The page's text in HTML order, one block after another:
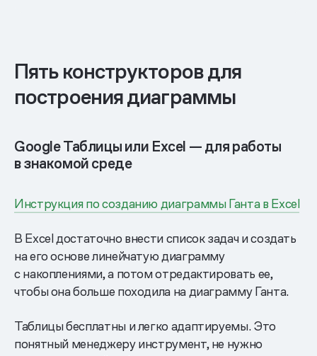
Пять конструкторов для
построения диаграммы
Google Таблицы или Excel — для работы
в знакомой среде
Инструкция по созданию диаграммы Ганта в Excel
В Excel достаточно внести список задач и создать
на его основе линейчатую диаграмму
с накоплениями, а потом отредактировать ее,
чтобы она больше походила на диаграмму Ганта.
Таблицы бесплатны и легко адаптируемы. Это
понятный менеджеру инструмент, не нужно